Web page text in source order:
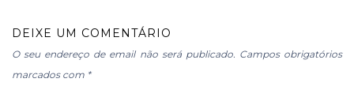
DEIXE UM COMENTÁRIO
O seu endereço de email não será publicado. Campos obrigatórios
marcados com *